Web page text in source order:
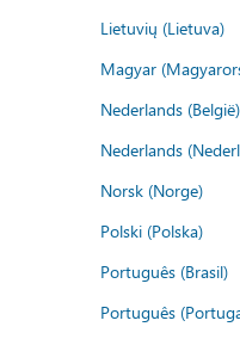
Lietuvių (Lietuva)
Magyar
Nederlands (België)
Nederlands
Norsk (Norge)
Polski (Polska)
Português (Brasil)
Português